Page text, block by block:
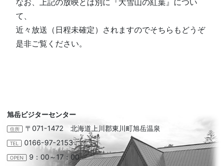
て、
近々放送（日程未確定）されますのでそちらもどうぞ
是非ご覧ください。
旭岳ビジターセンター
住所 〒071-1472 北海道上川郡東川町旭岳温泉
TEL 0166-97-2153
OPEN 9：00～17：00